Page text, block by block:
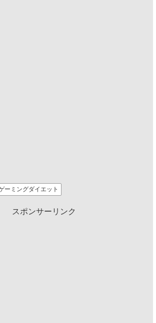
ーミングダイエット
スポンサーリンク